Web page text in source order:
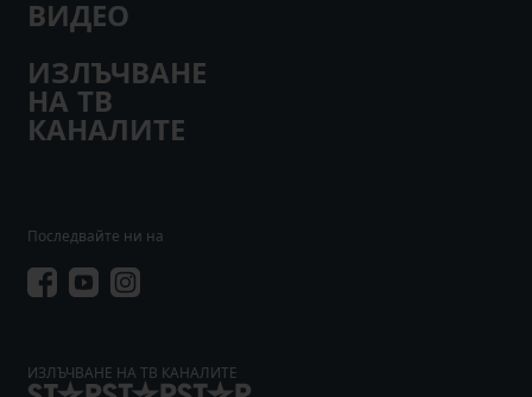
ВИДЕО
ИЗЛЪЧВАНЕ
НА ТВ
КАНАЛИТЕ
Последвайте ни на
ИЗЛЪЧВАНЕ НА ТВ КАНАЛИТЕ